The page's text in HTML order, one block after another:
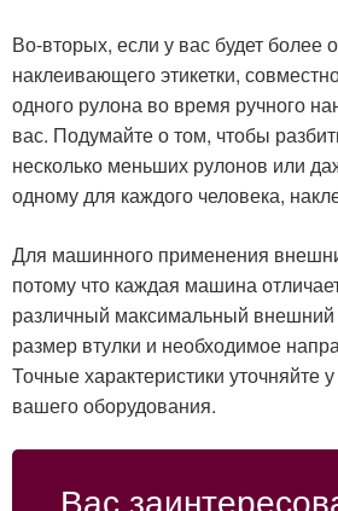
Во-вторых, если у вас будет более
наклеивающего этикетки,
одного рулона во время ручного
вас. Подумайте о том, чтобы
несколько меньших рулонов или
одному для каждого человека,
Для машинного применения
потому что каждая машина
различный максимальный внешний
размер втулки и необходимое
Точные характеристики уточняйте
вашего оборудования.
Вас